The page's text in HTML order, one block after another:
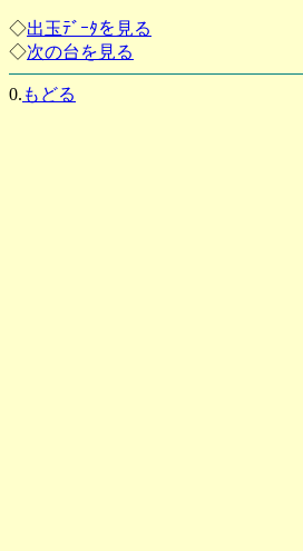
◇出玉ﾃﾞｰﾀを見る
◇次の台を見る
0. もどる